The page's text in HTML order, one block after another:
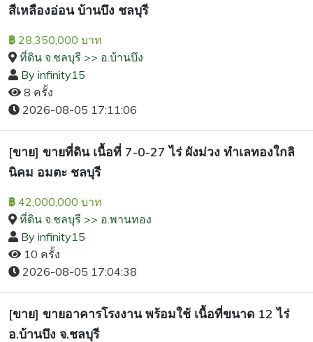
สีเหลืองอ่อน บ้านบึง ชลบุรี
฿ 28,350,000 บาท
ที่ดิน จ.ชลบุรี >> อ.บ้านบึง
By infinity15
8 ครั้ง
2026-08-05 17:11:06
[ขาย] ขายที่ดิน เนื้อที่ 7-0-27 ไร่ ผังม่วง ทำเลทองใกลิ
นิคม อมตะ ชลบุรี
฿ 42,000,000 บาท
ที่ดิน จ.ชลบุรี >> อ.พานทอง
By infinity15
10 ครั้ง
2026-08-05 17:04:38
[ขาย] ขายอาคารโรงงาน พร้อมใช้ เนื้อที่ขนาด 12 ไร่
อ.บ้านบึง จ.ชลบุรี